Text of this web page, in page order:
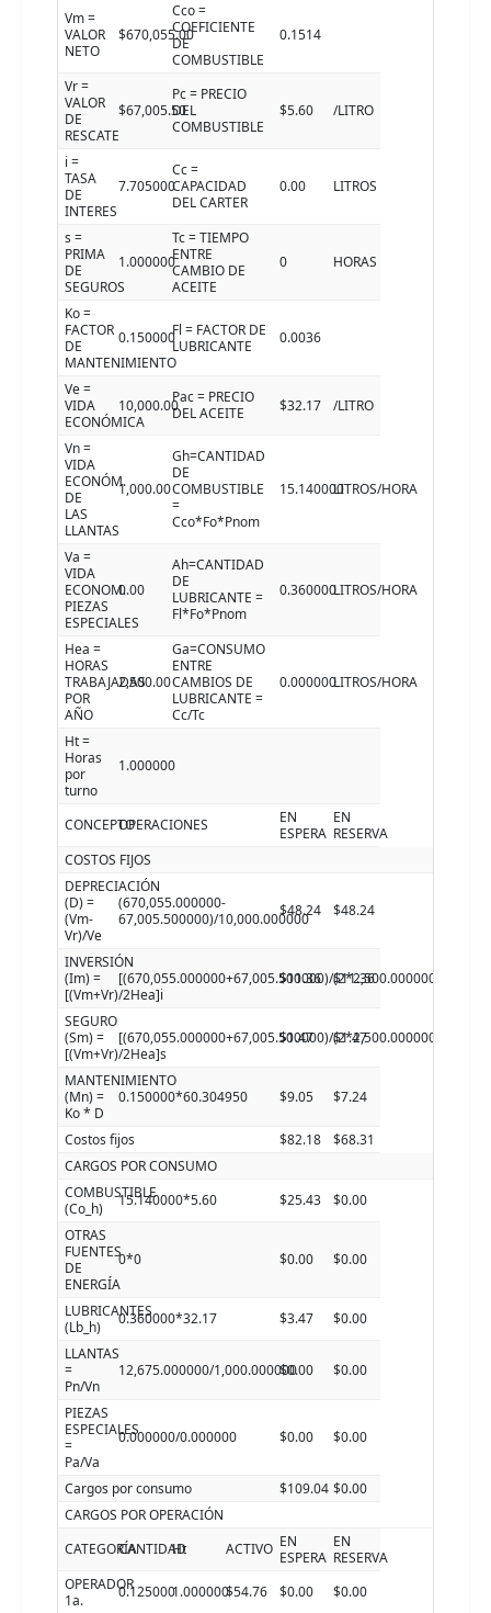
Vm =
VALOR
NETO
$670,055.00
Cco =
COEFICIENTE
DE
COMBUSTIBLE
0.1514
Vr =
VALOR
DE
RESCATE
$67,005.50
Pc = PRECIO
DEL
COMBUSTIBLE
$5.60 /LITRO
i =
TASA
DE
INTERES
7.705000
Cc =
CAPACIDAD
DEL CARTER
0.00 LITROS
s =
PRIMA
DE
SEGUROS
1.000000
Tc = TIEMPO
ENTRE
CAMBIO DE
ACEITE
0 HORAS
Ko =
FACTOR
DE
MANTENIMIENTO
0.150000Fl = FACTOR DE
LUBRICANTE
0.0036
Ve =
VIDA
ECONÓMICA
10,000.00Pac = PRECIO
DEL ACEITE
$32.17 /LITRO
Vn =
VIDA
ECONÓM.
DE
LAS
LLANTAS
1,000.00
Gh=CANTIDAD
DE
COMBUSTIBLE
=
Cco*Fo*Pnom
15.140000LITROS/HORA
Va =
VIDA
ECONOM.
PIEZAS
ESPECIALES
0.00
Ah=CANTIDAD
DE
LUBRICANTE =
Fl*Fo*Pnom
0.360000LITROS/HORA
Hea =
HORAS
TRABAJADAS
POR
AÑO
2,500.00
Ga=CONSUMO
ENTRE
CAMBIOS DE
LUBRICANTE =
Cc/Tc
0.000000LITROS/HORA
Ht =
Horas
por
turno
1.000000
CONCEPTOOPERACIONES
EN
ESPERA
EN
RESERVA
COSTOS FIJOS
DEPRECIACIÓN
(D) =
(Vm-
Vr)/Ve
(670,055.000000-
67,005.500000)/10,000.000000
$48.24 $48.24
INVERSIÓN
(Im) =
[(Vm+Vr)/2Hea]i
[(670,055.000000+67,005.500000)/
$11.36 $11.36
SEGURO
(Sm) =
[(Vm+Vr)/2Hea]s
[(670,055.000000+67,005.500000)/
$1.47 $1.47
MANTENIMIENTO
(Mn) =
Ko * D
0.150000*60.304950 $9.05 $7.24
Costos fijos $82.18
$68.31
CARGOS POR CONSUMO
COMBUSTIBLE
(Co_h)
15.140000*5.60 $25.43
$0.00
OTRAS
FUENTES
DE
ENERGÍA
0*0 $0.00 $0.00
LUBRICANTES
(Lb_h)
0.360000*32.17 $3.47
$0.00
LLANTAS
=
Pn/Vn
12,675.000000/1,000.000000$0.00 $0.00
PIEZAS
ESPECIALES
=
Pa/Va
0.000000/0.000000 $0.00 $0.00
Cargos por consumo $109.04 $0.00
CARGOS POR OPERACIÓN
CATEGORÍACANTIDAD
Ht ACTIVO EN
ESPERA
EN
RESERVA
OPERADOR
1a.
0.1250001.000000$54.76 $0.00 $0.00